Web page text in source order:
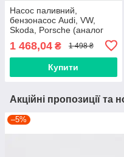
Насос паливний,
бензонасос Audi, VW,
Skoda, Porsche (аналог
(вставка) Корея
1 468,04 ₴ 1 498 ₴
Купити
Акційні пропозиції та
–5%